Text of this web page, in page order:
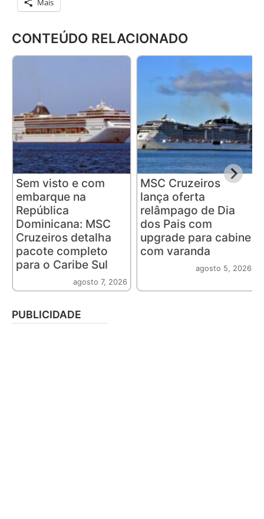
Mais
CONTEÚDO RELACIONADO
Sem visto e com
embarque na
República
Dominicana: MSC
Cruzeiros detalha
pacote completo
para o Caribe Sul
agosto 7, 2026
MSC Cruzeiros
lança oferta
relâmpago de Dia
dos Pais com
upgrade para cabine
com varanda
agosto 5, 2026
PUBLICIDADE